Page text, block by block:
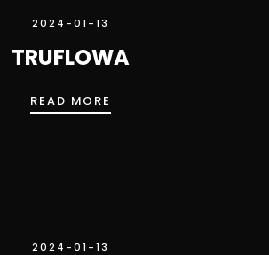
2024-01-13
TRUFLOWA
READ MORE
2024-01-13